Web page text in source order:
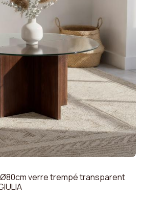
verre trempé transparent